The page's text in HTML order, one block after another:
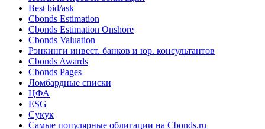
Поиск облигаций & Карты рынка
Поиск облигаций (ИИ)
Ближайшие размещения (Россия)
Поиск котировок облигаций
Best bid/ask
Cbonds Estimation
Cbonds Estimation Onshore
Cbonds Valuation
Рэнкинги инвест. банков и юр. консультантов
Cbonds Awards
Cbonds Pages
Ломбардные списки